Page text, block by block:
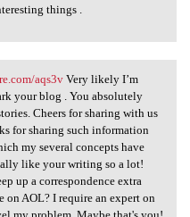
things .
aqs3v
aqs3vVery likely I’m
your blog . You absolutely
Cheers for sharing with us
for sharing such information
my several concepts have
like your writing so a lot!
up a correspondence extra
on AOL? I require an expert on